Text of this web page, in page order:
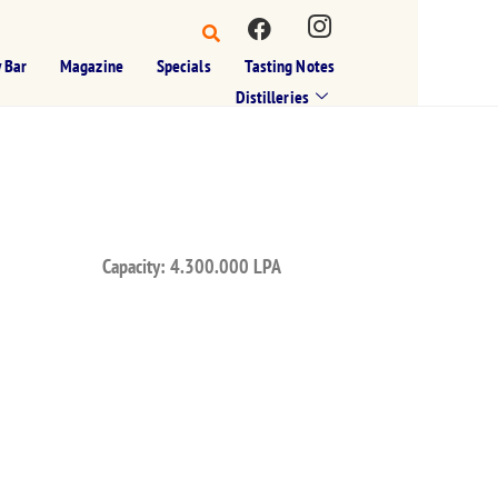
Bar Magazine Specials
Tasting Notes
Distilleries
Capacity: 4.300.000 LPA